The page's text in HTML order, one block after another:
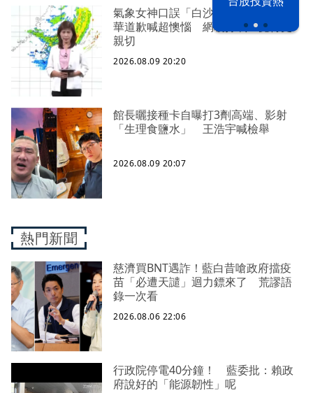
氣象女神口誤「白沙屯颱風」！伍婉
華道歉喊超懊惱 網暖打氣：覺得更
親切
2026.08.09 20:20
館長曬接種卡自曝打3劑高端、影射
「生理食鹽水」 王浩宇喊檢舉
2026.08.09 20:07
熱門新聞
慈濟買BNT遇詐！藍白昔嗆政府擋疫
苗「必遭天譴」迴力鏢來了 荒謬語
錄一次看
2026.08.06 22:06
行政院停電40分鐘！ 藍委批：賴政
府說好的「能源韌性」呢